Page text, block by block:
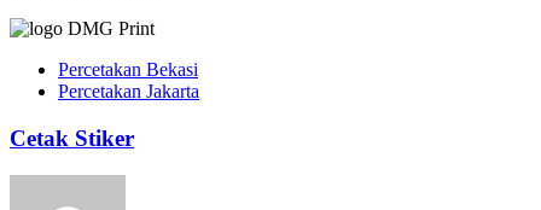
Percetakan Bekasi
Percetakan Jakarta
Cetak Stiker